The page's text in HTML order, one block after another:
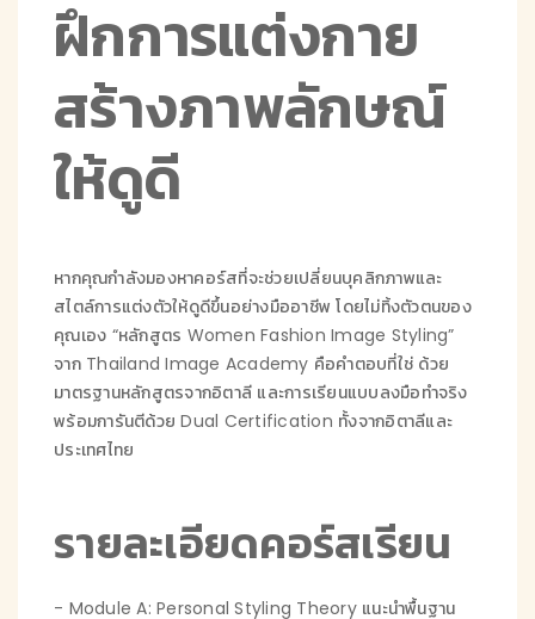
ฝึกการแต่งกาย
สร้างภาพลักษณ์
ให้ดูดี
หากคุณกำลังมองหาคอร์สที่จะช่วยเปลี่ยนบุคลิกภาพและ
สไตล์การแต่งตัวให้ดูดีขึ้นอย่างมืออาชีพ โดยไม่ทิ้งตัวตนของ
คุณเอง “หลักสูตร Women Fashion Image Styling”
จาก Thailand Image Academy คือคำตอบที่ใช่ ด้วย
มาตรฐานหลักสูตรจากอิตาลี และการเรียนแบบลงมือทำจริง
พร้อมการันตีด้วย Dual Certification ทั้งจากอิตาลีและ
ประเทศไทย
รายละเอียดคอร์สเรียน
- Module A: Personal Styling Theory แนะนำพื้นฐาน